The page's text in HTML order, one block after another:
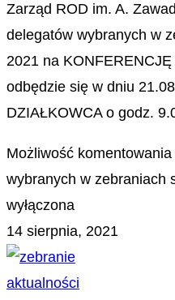
Zarząd ROD im. A.
delegatów wybranych w
2021 na
odbędzie się w dniu
DZIAŁKOWCA o godz.
Możliwość komentowania
wybranych w zebraniach
wyłączona
14 sierpnia, 2021
aktualności